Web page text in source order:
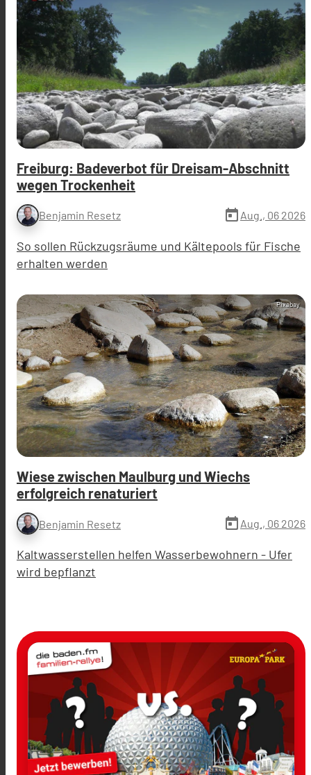
Freiburg: Badeverbot für Dreisam-Abschnitt
wegen Trockenheit
Benjamin Resetz today Aug., 06 2026
So sollen Rückzugsräume und Kältepools für Fische
erhalten werden
Pixabay
Wiese zwischen Maulburg und Wiechs
erfolgreich renaturiert
Benjamin Resetz today Aug., 06 2026
Kaltwasserstellen helfen Wasserbewohnern - Ufer
wird bepflanzt